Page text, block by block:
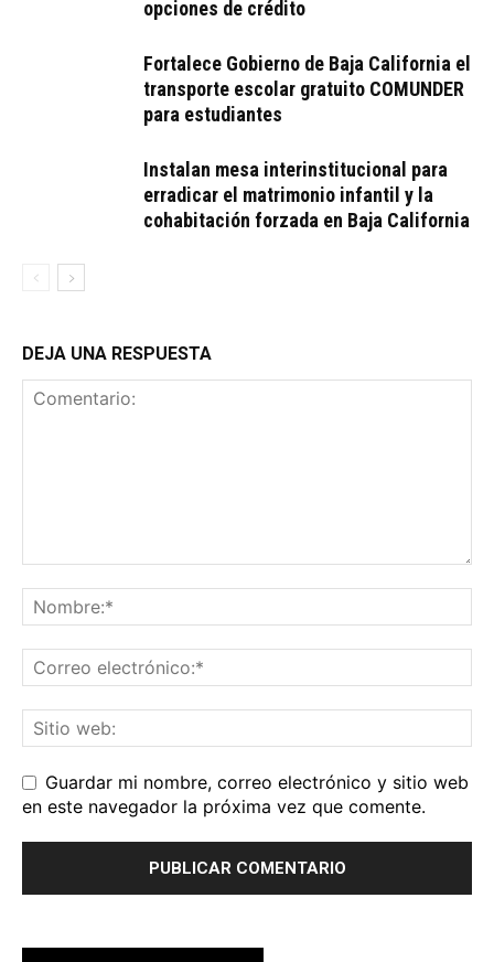
opciones de crédito
Fortalece Gobierno de Baja California el
transporte escolar gratuito COMUNDER
para estudiantes
Instalan mesa interinstitucional para
erradicar el matrimonio infantil y la
cohabitación forzada en Baja California
DEJA UNA RESPUESTA
Guardar mi nombre, correo electrónico y sitio web
en este navegador la próxima vez que comente.